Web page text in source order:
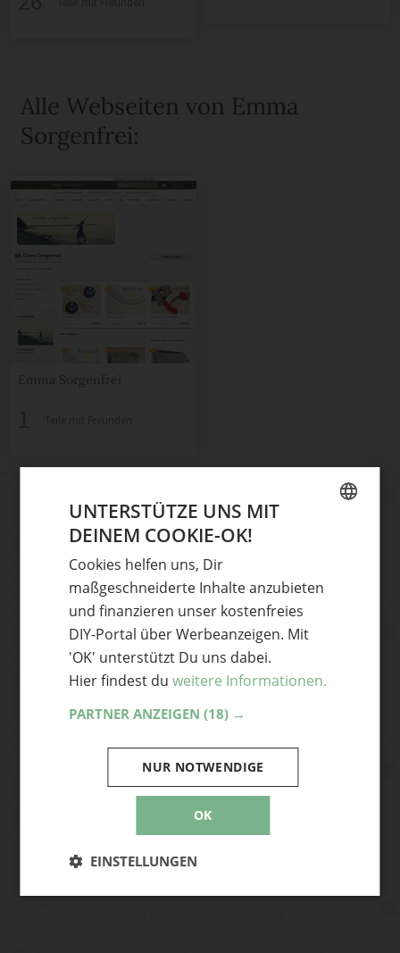
Alle Webseiten von Emma
Sorgenfrei:
Emma Sorgenfrei
DIY-Ideen und News aus der
Handmade Szene
Dann abonniere unseren Newsletter und
hole dir die coolsten DIY-Ideen und News
aus der Handmade Szene frisch auf
deinen Desktop – ganz bequem per Mail.
Ja, ich akzeptiere die Handmade Kultur
Datenschutzerklärungund stimme zu, E-
Mails zu erhalten. Mir bewusst ist, dass ich
mich jederzeit vom Newsletter abmelden
kann.
UNTERSTÜTZE UNS MIT
DEINEM COOKIE-OK!
Cookies helfen uns, Dir
maßgeschneiderte Inhalte anzubieten
und finanzieren unser kostenfreies
DIY-Portal über Werbeanzeigen. Mit
'OK' unterstützt Du uns dabei.
Hier findest du weitere Informationen.
PARTNER ANZEIGEN (18) →
OK
NUR NOTWENDIGE
EINSTELLUNGEN